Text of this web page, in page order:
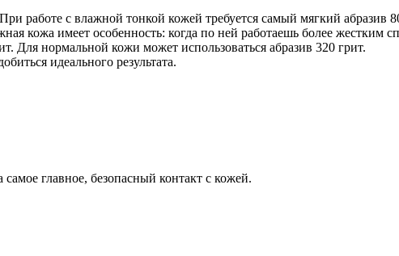
работе с влажной тонкой кожей требуется самый мягкий абразив
кожа имеет особенность: когда по ней работаешь более жестким
Для нормальной кожи может использоваться абразив 320 грит.
идеального результата.
главное, безопасный контакт с кожей.